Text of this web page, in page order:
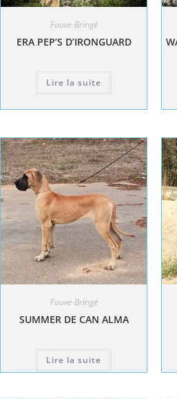
Fauve-Bringé
ERA PEP’S D’IRONGUARD
Lire la suite
Fauve-Bringé
SUMMER DE CAN ALMA
Lire la suite